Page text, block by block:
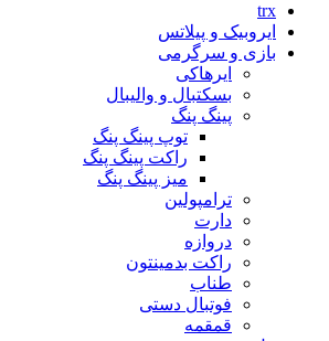
trx
ایروبیک و پیلاتس
بازی و سرگرمی
ایرهاکی
بسکتبال و والیبال
پینگ پنگ
توپ پینگ پنگ
راکت پینگ پنگ
میز پینگ پنگ
ترامپولین
دارت
دروازه
راکت بدمینتون
طناب
فوتبال دستی
قمقمه